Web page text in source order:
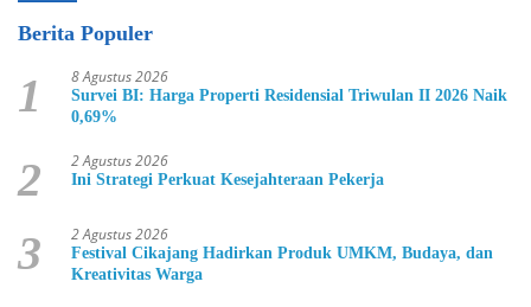
Berita Populer
1 8 Agustus 2026
Survei BI: Harga Properti Residensial Triwulan II 2026 Naik
0,69%
2 2 Agustus 2026
Ini Strategi Perkuat Kesejahteraan Pekerja
3 2 Agustus 2026
Festival Cikajang Hadirkan Produk UMKM, Budaya, dan
Kreativitas Warga